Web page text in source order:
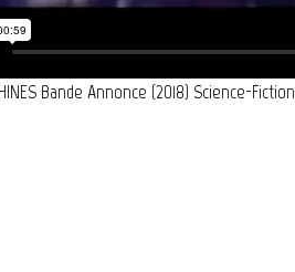
Bande Annonce (2018) Science-Fiction